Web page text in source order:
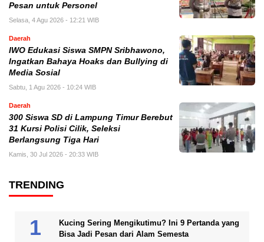
Pesan untuk Personel
Selasa, 4 Agu 2026 - 12:21 WIB
Daerah
IWO Edukasi Siswa SMPN Sribhawono,
Ingatkan Bahaya Hoaks dan Bullying di
Media Sosial
Sabtu, 1 Agu 2026 - 10:24 WIB
Daerah
300 Siswa SD di Lampung Timur Berebut
31 Kursi Polisi Cilik, Seleksi
Berlangsung Tiga Hari
Kamis, 30 Jul 2026 - 20:33 WIB
TRENDING
Kucing Sering Mengikutimu? Ini 9 Pertanda yang
Bisa Jadi Pesan dari Alam Semesta